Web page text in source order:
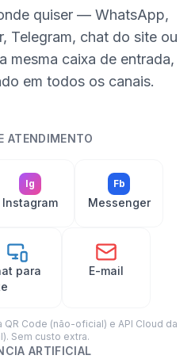
quiser — WhatsApp,
Telegram, chat do site ou
mesma caixa de entrada,
em todos os canais.
ATENDIMENTO
Ig
Instagram
Fb
Messenger
para
E-mail
Code (não-oficial) e API Cloud da
Sem custo extra.
ARTIFICIAL